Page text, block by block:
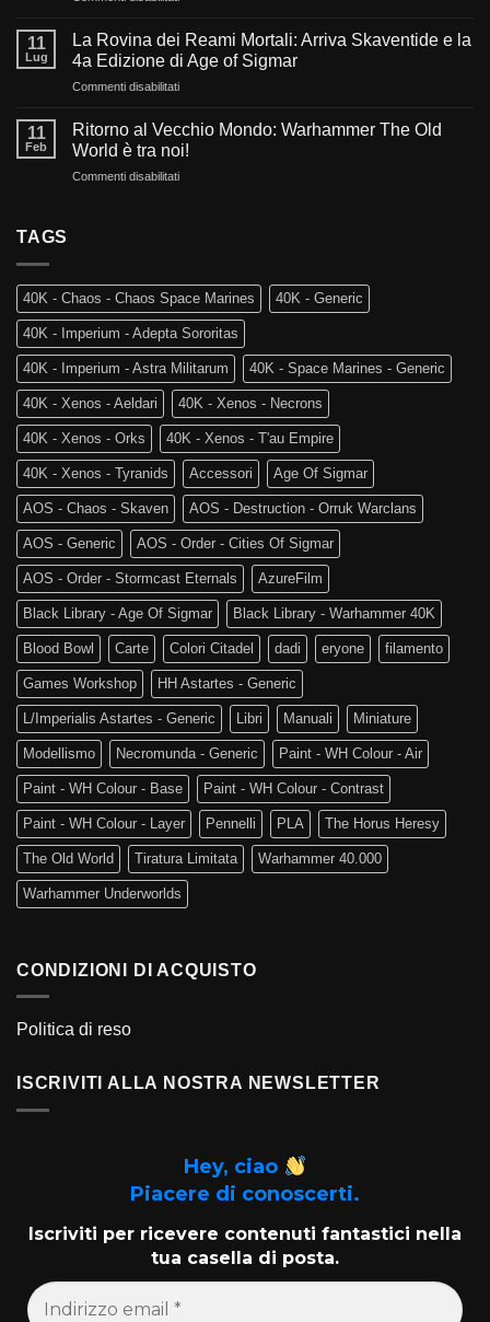
aspetta
nel
futuro
di
40.000?
Fede
e
Fuoco:
L’evoluzione
Warhammer
40.000
Kill
11
Lug
La Rovina dei Reami Mortali: Arriva Skaventide e la
4a Edizione di Age of Sigmar
Commenti disabilitatisu
Rovina
dei
Reami
Mortali:
Edizione
Age
of
Sigmar
11
Feb
Ritorno al Vecchio Mondo: Warhammer The Old
World è tra noi!
Commenti disabilitatisu
The
Old
World
è
tra
noi!
TAGS
40K - Chaos - Chaos Space Marines 40K - Generic
40K - Imperium - Adepta Sororitas
40K - Imperium - Astra Militarum 40K - Space Marines - Generic
40K - Xenos - Aeldari 40K - Xenos - Necrons
40K - Xenos - Orks 40K - Xenos - T'au Empire
40K - Xenos - Tyranids Accessori Age Of Sigmar
AOS - Chaos - Skaven AOS - Destruction - Orruk Warclans
AOS - Generic AOS - Order - Cities Of Sigmar
AOS - Order - Stormcast Eternals AzureFilm
Black Library - Age Of Sigmar Black Library - Warhammer 40K
Blood Bowl Carte Colori Citadel dadi eryone filamento
Games Workshop HH Astartes - Generic
L/Imperialis Astartes - Generic Libri Manuali Miniature
Modellismo Necromunda - Generic Paint - WH Colour - Air
Paint - WH Colour - Base Paint - WH Colour - Contrast
Paint - WH Colour - Layer Pennelli PLA The Horus Heresy
The Old World Tiratura Limitata Warhammer 40.000
Warhammer Underworlds
CONDIZIONI DI ACQUISTO
Politica di reso
ISCRIVITI ALLA NOSTRA NEWSLETTER
Hey, ciao
Piacere di conoscerti.
Iscriviti per ricevere contenuti fantastici nella
tua casella di posta.